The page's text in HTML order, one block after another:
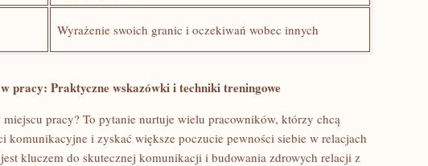
Wyrażenie swoich granic i oczekiwań⁤ wobec innych
pracy: Praktyczne wskazówki i techniki treningowe
pracy? To pytanie nurtuje ‍wielu pracowników, którzy chcą
komunikacyjne i zyskać większe⁣ poczucie pewności siebie w relacjach
kluczem do skutecznej komunikacji i budowania zdrowych⁢ relacji z